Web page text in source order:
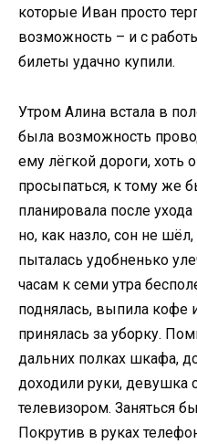
которые Иван просто
возможность – и с
билеты удачно купили.
Утром Алина встала в
была возможность
ему лёгкой дороги, хоть
просыпаться, к тому же
планировала после
но, как назло, сон не
пыталась удобненько
часам к семи утра
поднялась, выпила кофе
принялась за уборку.
дальних полках шкафа,
доходили руки, девушка
телевизором. Заняться
Покрутив в руках